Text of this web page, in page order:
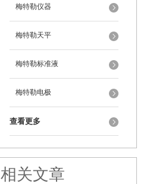
梅特勒仪器
梅特勒天平
梅特勒标准液
梅特勒电极
查看更多
相关文章